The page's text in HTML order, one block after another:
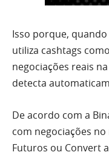
Isso porque,
utiliza cashtags
negociações reais
detecta
De acordo com a
com negociações
Futuros ou Convert